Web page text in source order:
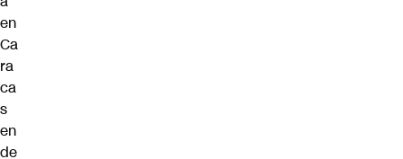
en
Ca
ra
ca
s
en
de